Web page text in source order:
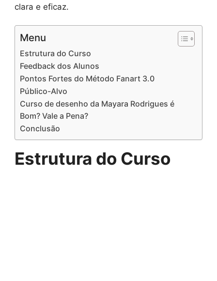
clara e eficaz.
Menu
Estrutura do Curso
Feedback dos Alunos
Pontos Fortes do Método Fanart 3.0
Público-Alvo
Curso de desenho da Mayara Rodrigues é
Bom? Vale a Pena?
Conclusão
Estrutura do Curso